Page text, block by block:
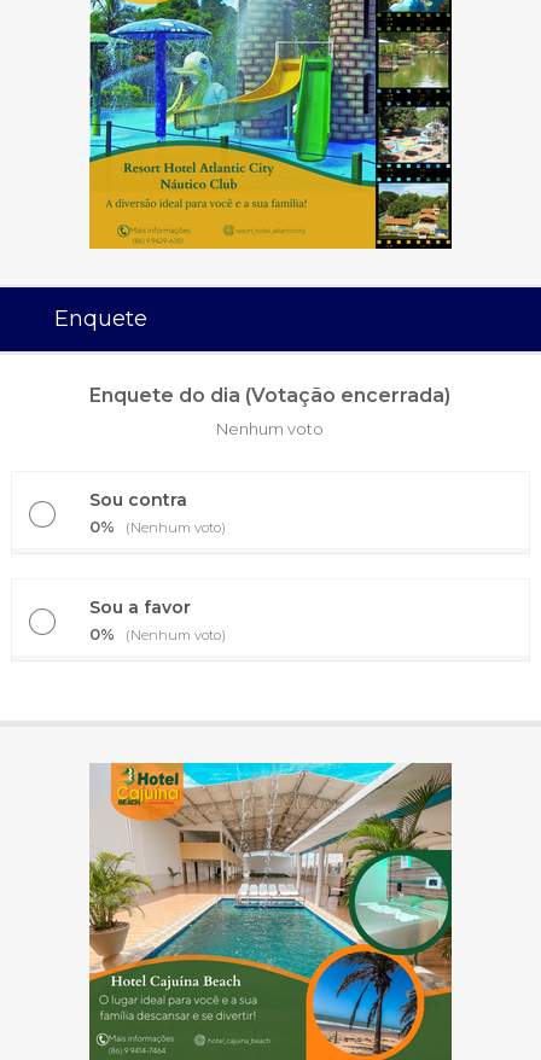
Enquete
Enquete do dia (Votação encerrada)
Nenhum voto
Sou contra
0% (Nenhum voto)
Sou a favor
0% (Nenhum voto)